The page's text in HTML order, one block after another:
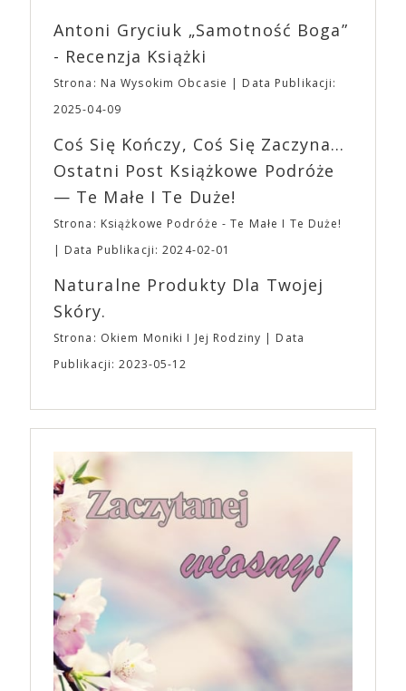
(„Joker”, „Ona”) w swojej najbardziej zaskakującej
roli. Twórca kultowych „Dziedzictwo. Hereditary” i
„Midsommar. W biały dzień” zrealizował najbardziej
osobisty film, który pozwolił mu w pełni podzielić
się z widzami swoimi lękami, wizją świata, a przede
„Bo się boi” w kinach od 21 kwietnia.
Wystawców i Obsługi. Na terenie hali nie zabraknie
Waszych ulubionych Wystawców serwujących
napoje oraz drobne przekąski a przed halą
planujemy Strefę FoodTrucków. Życzymy Wam
fantastycznego czasu oczekiwania na nadchodzącą
EXPO XXI!
Antoni Gryciuk „Samotność Boga”
- Recenzja Książki
Strona: Na Wysokim Obcasie
Data Publikacji:
2025-04-09
Coś Się Kończy, Coś Się Zaczyna...
Ostatni Post Książkowe Podróże
— Te Małe I Te Duże!
Strona: Książkowe Podróże - Te Małe I Te Duże!
Data Publikacji: 2024-02-01
Naturalne Produkty Dla Twojej
Skóry.
Strona: Okiem Moniki I Jej Rodziny
Data
Publikacji: 2023-05-12